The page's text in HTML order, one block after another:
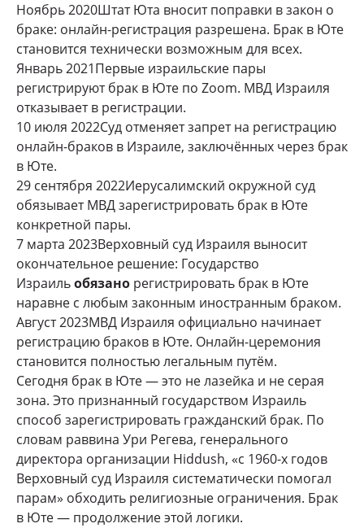
Ноябрь 2020Штат Юта вносит поправки в закон о
браке: онлайн-регистрация разрешена. Брак в Юте
становится технически возможным для всех.
Январь 2021Первые израильские пары
регистрируют брак в Юте по Zoom. МВД Израиля
отказывает в регистрации.
10 июля 2022Суд отменяет запрет на регистрацию
онлайн-браков в Израиле, заключённых через брак
в Юте.
29 сентября 2022Иерусалимский окружной суд
обязывает МВД зарегистрировать брак в Юте
конкретной пары.
7 марта 2023Верховный суд Израиля выносит
окончательное решение: Государство
Израильобязано регистрировать брак в Юте
наравне с любым законным иностранным браком.
Август 2023МВД Израиля официально начинает
регистрацию браков в Юте. Онлайн-церемония
становится полностью легальным путём.
Сегодня брак в Юте — это не лазейка и не серая
зона. Это признанный государством Израиль
способ зарегистрировать гражданский брак. По
словам раввина Ури Регева, генерального
директора организации Hiddush, «с 1960-х годов
Верховный суд Израиля систематически помогал
парам» обходить религиозные ограничения. Брак
в Юте — продолжение этой логики.